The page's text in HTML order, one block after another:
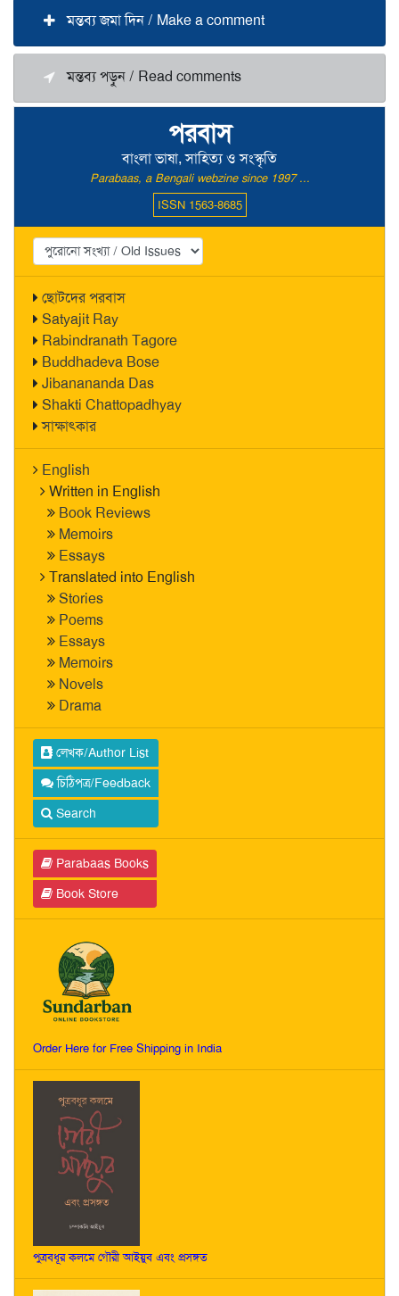
পরবাস
বাংলা ভাষা, সাহিত্য ও সংস্কৃতি
Parabaas, a Bengali webzine since 1997 ...
ISSN 1563-8685
ছোটদের পরবাস
Satyajit Ray
Rabindranath Tagore
Buddhadeva Bose
Jibanananda Das
Shakti Chattopadhyay
সাক্ষাৎকার
English
Written in English
Book Reviews
Memoirs
Essays
Translated into English
Stories
Poems
Essays
Memoirs
Novels
Drama
লেখক/Author List
চিঠিপত্র/Feedback
Search
Parabaas Books
Book Store
Order Here for Free Shipping in India
পুত্রবধূর কলমে গৌরী আইয়ুব এবং প্রসঙ্গত
মন্তব্য জমা দিন / Make a comment
মন্তব্য পড়ুন / Read comments